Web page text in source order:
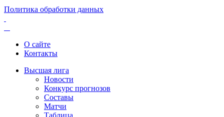
Политика обработки данных
О сайте
Контакты
Высшая лига
Новости
Конкурс прогнозов
Составы
Матчи
Таблица